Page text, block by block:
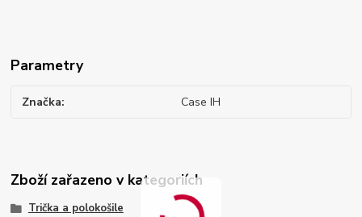
Parametry
Značka Case IH
Zboží zařazeno v kategoriích
Trička a polokošile